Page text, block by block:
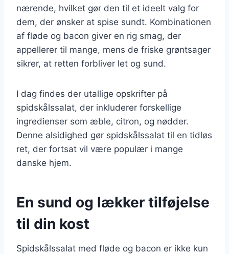
nærende, hvilket gør den til et ideelt valg for
dem, der ønsker at spise sundt. Kombinationen
af fløde og bacon giver en rig smag, der
appellerer til mange, mens de friske grøntsager
sikrer, at retten forbliver let og sund.
I dag findes der utallige opskrifter på
spidskålssalat, der inkluderer forskellige
ingredienser som æble, citron, og nødder.
Denne alsidighed gør spidskålssalat til en tidløs
ret, der fortsat vil være populær i mange
danske hjem.
En sund og lækker tilføjelse
til din kost
Spidskålssalat med fløde og bacon er ikke kun